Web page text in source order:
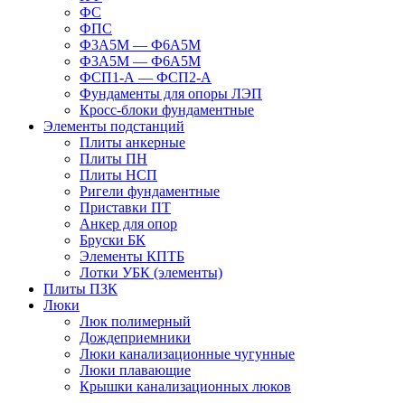
ФС
ФПС
Ф3А5М — Ф6А5М
Ф3А5М — Ф6А5М
ФСП1-А — ФСП2-А
Фундаменты для опоры ЛЭП
Кросс-блоки фундаментные
Элементы подстанций
Плиты анкерные
Плиты ПН
Плиты НСП
Ригели фундаментные
Приставки ПТ
Анкер для опор
Бруски БК
Элементы КПТБ
Лотки УБК (элементы)
Плиты ПЗК
Люки
Люк полимерный
Дождеприемники
Люки канализационные чугунные
Люки плавающие
Крышки канализационных люков